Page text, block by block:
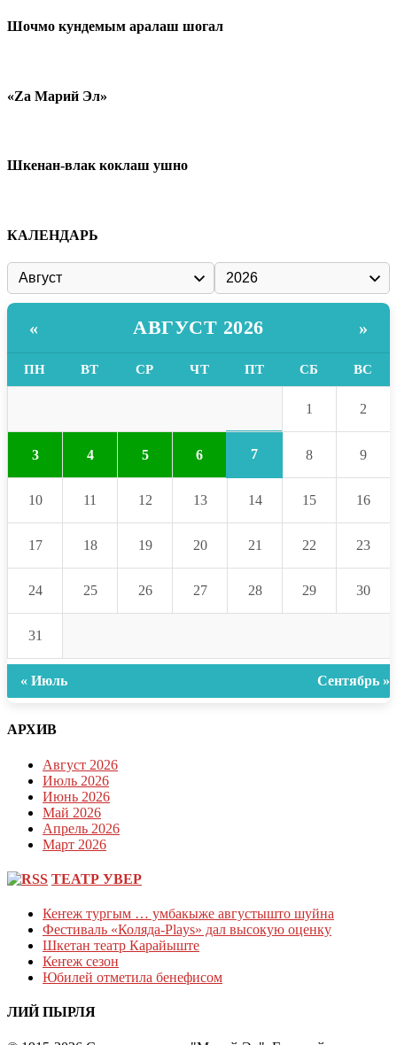
Шочмо кундемым аралаш шогал
«Zа Марий Эл»
Шкенан-влак коклаш ушно
КАЛЕНДАРЬ
« АВГУСТ 2026 »
ПН ВТ СР ЧТ ПТ СБ ВС
1 2
3 4 5 6 7 8 9
10 11 12 13 14 15 16
17 18 19 20 21 22 23
24 25 26 27 28 29 30
31
« Июль Сентябрь »
АРХИВ
Август 2026
Июль 2026
Июнь 2026
Май 2026
Апрель 2026
Март 2026
ТЕАТР УВЕР
Кеҥеж тургым … умбакыже августышто шуйна
Фестиваль «Коляда-Plays» дал высокую оценку
Шкетан театр Карайыште
Кеҥеж сезон
Юбилей отметила бенефисом
ЛИЙ ПЫРЛЯ